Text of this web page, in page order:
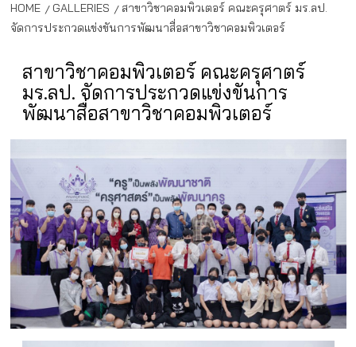
HOME GALLERIES
สาขาวิชาคอมพิวเตอร์ คณะครุศาตร์ มร.ลป.
จัดการประกวดแข่งขันการพัฒนาสื่อสาขาวิชาคอมพิวเตอร์
สาขาวิชาคอมพิวเตอร์ คณะครุศาตร์
มร.ลป. จัดการประกวดแข่งขันการ
พัฒนาสื่อสาขาวิชาคอมพิวเตอร์